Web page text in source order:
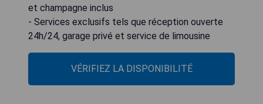
et champagne inclus
- Services exclusifs tels que réception ouverte
24h/24, garage privé et service de limousine
VÉRIFIEZ LA DISPONIBILITÉ